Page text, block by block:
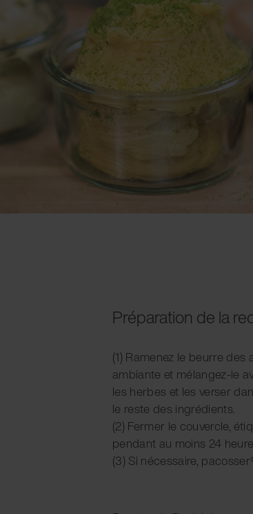
Préparation de la
(1) Ramenez le beurre
ambiante et mélangez-le
les herbes et les verser
le reste des ingrédients.
(2) Fermer le couvercle,
pendant au moins 24
(3) Si nécessaire,